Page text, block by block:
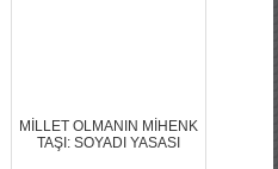
MİLLET OLMANIN MİHENK
TAŞI: SOYADI YASASI